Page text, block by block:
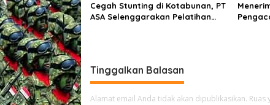
Cegah Stunting di Kotabunan, PT
ASA Selenggarakan Pelatihan
Tinggalkan Balasan
Alamat email Anda tidak akan dipublikasikan. Ruas